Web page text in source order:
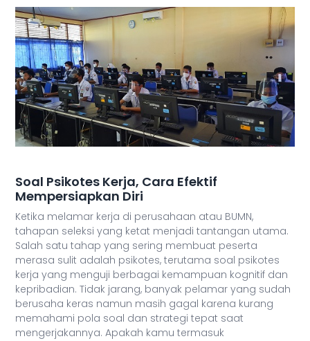
Soal Psikotes Kerja, Cara Efektif
Mempersiapkan Diri
Ketika melamar kerja di perusahaan atau BUMN,
tahapan seleksi yang ketat menjadi tantangan utama.
Salah satu tahap yang sering membuat peserta
merasa sulit adalah psikotes, terutama soal psikotes
kerja yang menguji berbagai kemampuan kognitif dan
kepribadian. Tidak jarang, banyak pelamar yang sudah
berusaha keras namun masih gagal karena kurang
memahami pola soal dan strategi tepat saat
mengerjakannya. Apakah kamu termasuk